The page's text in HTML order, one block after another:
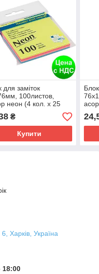
для заміток
100листов,
неон (4 кол. х 25
BM.2312-97
₴
Купити
Харків, Україна
18:00